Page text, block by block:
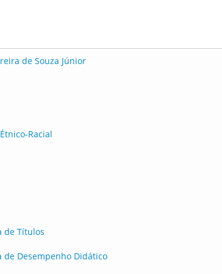
de Souza Júnior
Racial
de Títulos
de Desempenho Didático